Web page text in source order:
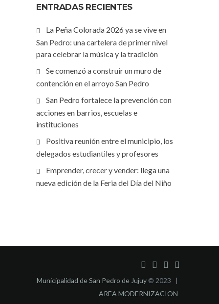
ENTRADAS RECIENTES
La Peña Colorada 2026 ya se vive en
San Pedro: una cartelera de primer nivel
para celebrar la música y la tradición
Se comenzó a construir un muro de
contención en el arroyo San Pedro
San Pedro fortalece la prevención con
acciones en barrios, escuelas e
instituciones
Positiva reunión entre el municipio, los
delegados estudiantiles y profesores
Emprender, crecer y vender: llega una
nueva edición de la Feria del Día del Niño
Municipalidad de San Pedro de Jujuy © 2023 |
AREA MODERNIZACION